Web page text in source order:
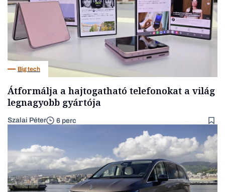
Big tech
Átformálja a hajtogatható telefonokat a világ
legnagyobb gyártója
Szalai Péter 6 perc